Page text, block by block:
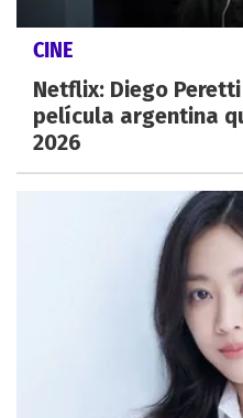
CINE
Netflix: Diego
película argentina
2026